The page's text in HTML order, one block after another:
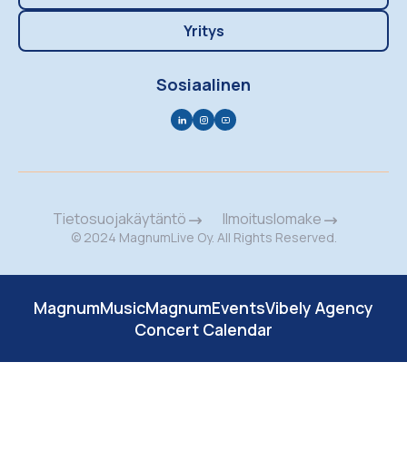
Yritys
Sosiaalinen
Tietosuojakäytäntö Ilmoituslomake
© 2024 MagnumLive Oy. All Rights Reserved.
MagnumMusicMagnumEventsVibely Agency
Concert Calendar